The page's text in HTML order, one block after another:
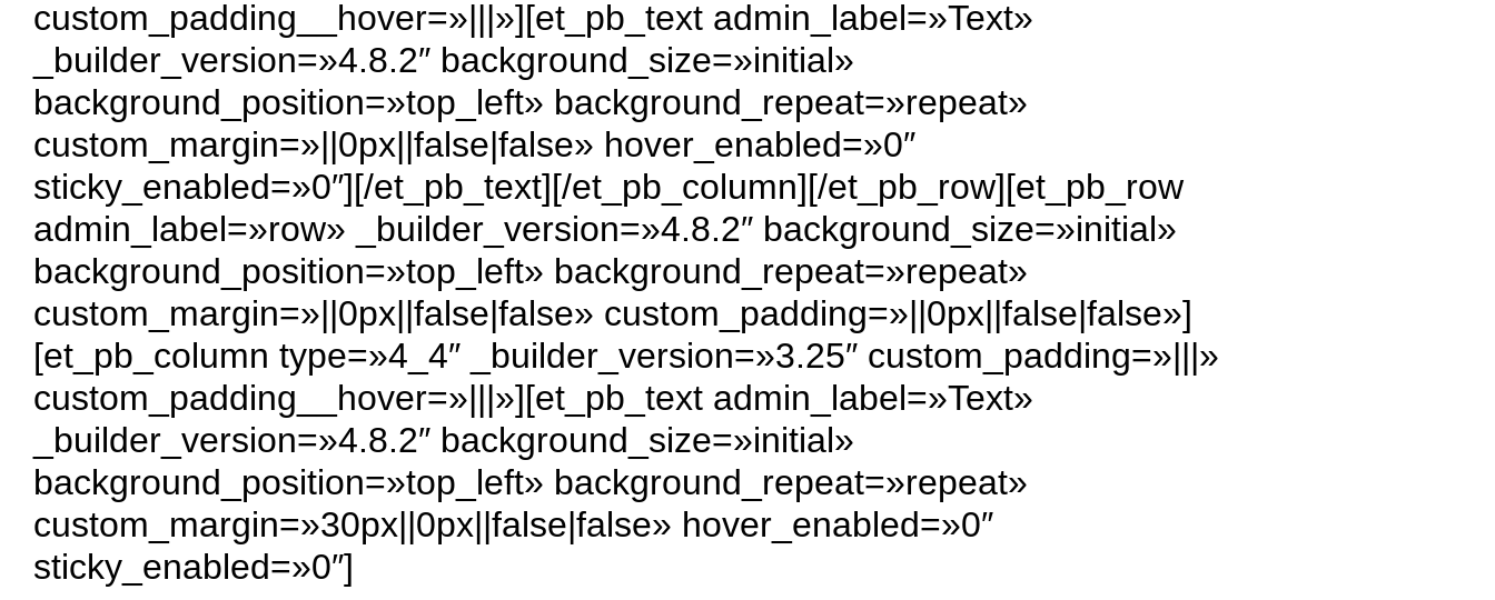
custom_padding__hover=»|||»][et_pb_text admin_label=»Text»
_builder_version=»4.8.2″ background_size=»initial»
background_position=»top_left» background_repeat=»repeat»
custom_margin=»||0px||false|false» hover_enabled=»0″
sticky_enabled=»0″][/et_pb_text][/et_pb_column][/et_pb_row][et_pb_row
admin_label=»row» _builder_version=»4.8.2″ background_size=»initial»
background_position=»top_left» background_repeat=»repeat»
custom_margin=»||0px||false|false» custom_padding=»||0px||false|false»]
[et_pb_column type=»4_4″ _builder_version=»3.25″ custom_padding=»|||»
custom_padding__hover=»|||»][et_pb_text admin_label=»Text»
_builder_version=»4.8.2″ background_size=»initial»
background_position=»top_left» background_repeat=»repeat»
custom_margin=»30px||0px||false|false» hover_enabled=»0″
sticky_enabled=»0″]